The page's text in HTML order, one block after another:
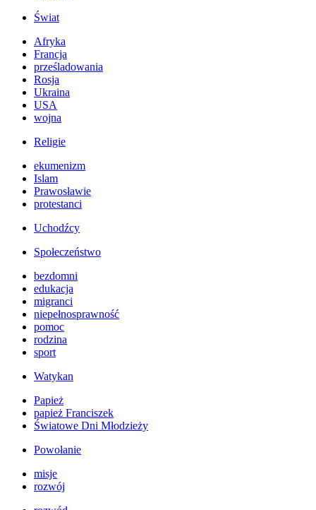
Świat
Afryka
Francja
prześladowania
Rosja
Ukraina
USA
wojna
Religie
ekumenizm
Islam
Prawosławie
protestanci
Uchodźcy
Społeczeństwo
bezdomni
edukacja
migranci
niepełnosprawność
pomoc
rodzina
sport
Watykan
Papież
papież Franciszek
Światowe Dni Młodzieży
Powołanie
misje
rozwój